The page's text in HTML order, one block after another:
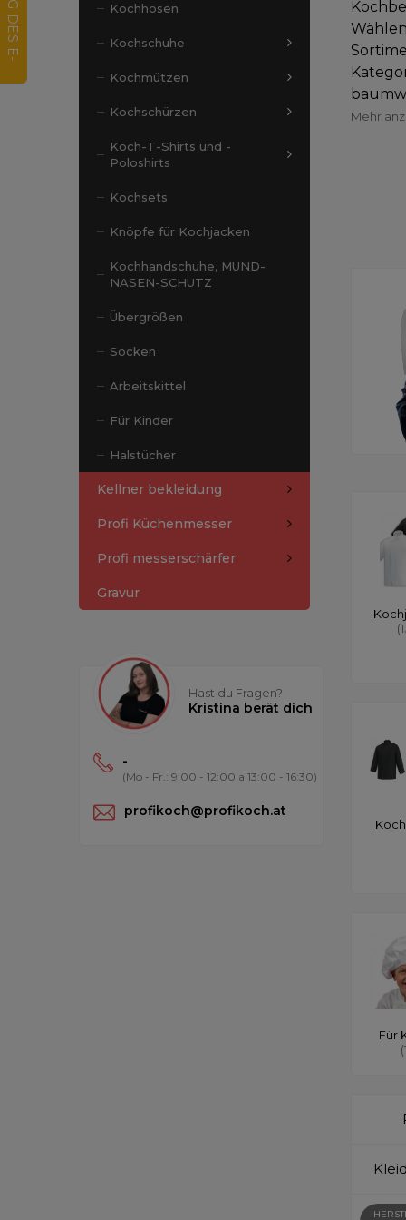
Kochhosen
Kochschuhe
Kochmützen
Kochschürzen
Koch-T-Shirts und -
Poloshirts
Kochsets
Knöpfe für Kochjacken
Kochhandschuhe, MUND-
NASEN-SCHUTZ
Übergrößen
Socken
Arbeitskittel
Für Kinder
Halstücher
Kellner bekleidung
Profi Küchenmesser
Profi messerschärfer
Gravur
Hast du Fragen?
Kristina berät dich
-
(Mo - Fr.: 9:00 - 12:00 a 13:00 - 16:30)
profikoch@profikoch.at
Mehr
Für